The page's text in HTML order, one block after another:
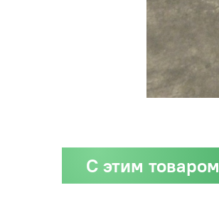
С этим